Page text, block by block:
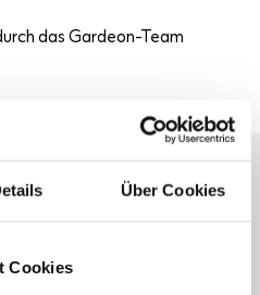
Über Cookies
Cookies
das Gardeon-Team
und Extras
auf 20 Jahre